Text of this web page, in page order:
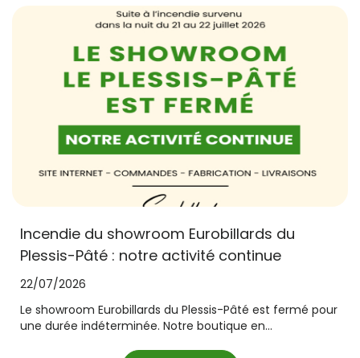
Incendie du showroom Eurobillards du
Plessis-Pâté : notre activité continue
22/07/2026
Le showroom Eurobillards du Plessis-Pâté est fermé pour
une durée indéterminée. Notre boutique en...